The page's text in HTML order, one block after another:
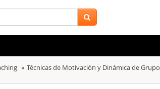
Técnicas de Motivación y Dinámica de Grupo